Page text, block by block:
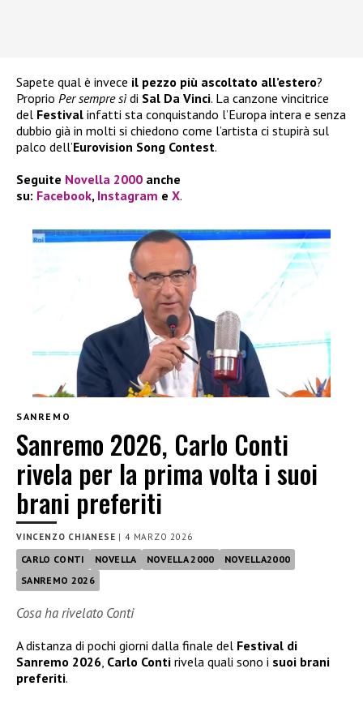
Sapete qual è invece il pezzo più ascoltato all’estero?
Proprio Per sempre sì di Sal Da Vinci. La canzone vincitrice
del Festival infatti sta conquistando l’Europa intera e senza
dubbio già in molti si chiedono come l’artista ci stupirà sul
palco dell’Eurovision Song Contest.
Seguite Novella 2000 anche
su: Facebook, Instagram e X.
SANREMO
Sanremo 2026, Carlo Conti
rivela per la prima volta i suoi
brani preferiti
VINCENZO CHIANESE |4 MARZO 2026
CARLO CONTI NOVELLA NOVELLA 2000
NOVELLA2000
SANREMO 2026
Cosa ha rivelato Conti
A distanza di pochi giorni dalla finale del Festival di
Sanremo 2026 Carlo Conti rivela quali sono i suoi brani
preferiti.